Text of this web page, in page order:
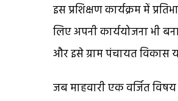
इस प्रशिक्षण कार्यक्रम में
लिए अपनी कार्ययोजना भी
और इसे ग्राम पंचायत विकास
जब माहवारी एक वर्जित